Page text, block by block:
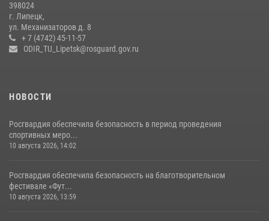
Липецке
17 июля 2026, 12:26 5
398024
г. Липецк,
ул. Механизаторов д. 8
+ 7 (4742) 45-11-57
ODIR_TU_Lipetsk@rosguard.gov.ru
НОВОСТИ
Росгвардия обеспечила безопасность в период проведения
спортивных меро...
10 августа 2026, 14:02
Росгвардия обеспечила безопасность на благотворительном
фестивале «Фут...
10 августа 2026, 13:59